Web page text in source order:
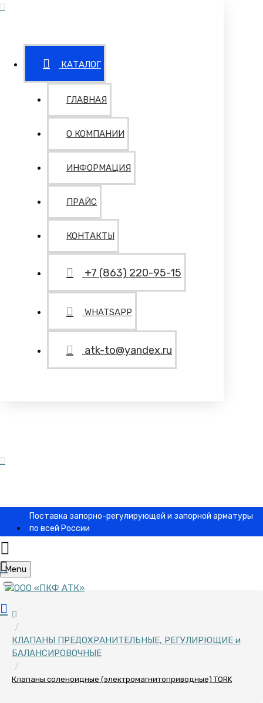
КАТАЛОГ
ГЛАВНАЯ
О КОМПАНИИ
ИНФОРМАЦИЯ
ПРАЙС
КОНТАКТЫ
+7 (863) 220-95-15
WHATSAPP
atk-to@yandex.ru
Поставка запорно-регулирующей и запорной арматуры
по всей России
Menu
КЛАПАНЫ ПРЕДОХРАНИТЕЛЬНЫЕ, РЕГУЛИРЮЩИЕ и
БАЛАНСИРОВОЧНЫЕ
Клапаны соленоидные (электромагнитоприводные) TORK